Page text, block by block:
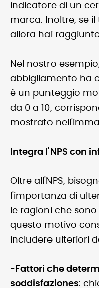
indicatore di un
marca. Inoltre, se il
allora hai
Nel nostro
abbigliamento ha
è un punteggio
da 0 a 10,
mostrato
Integra l'NPS con
Oltre all'NPS,
l'importanza di
le ragioni che sono
questo motivo
includere ulteriori
- Fattori che
soddisfaziones: